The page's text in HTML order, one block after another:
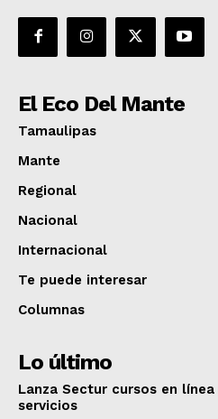
El Eco Del Mante
Tamaulipas
Mante
Regional
Nacional
Internacional
Te puede interesar
Columnas
Lo último
Lanza Sectur cursos en
servicios